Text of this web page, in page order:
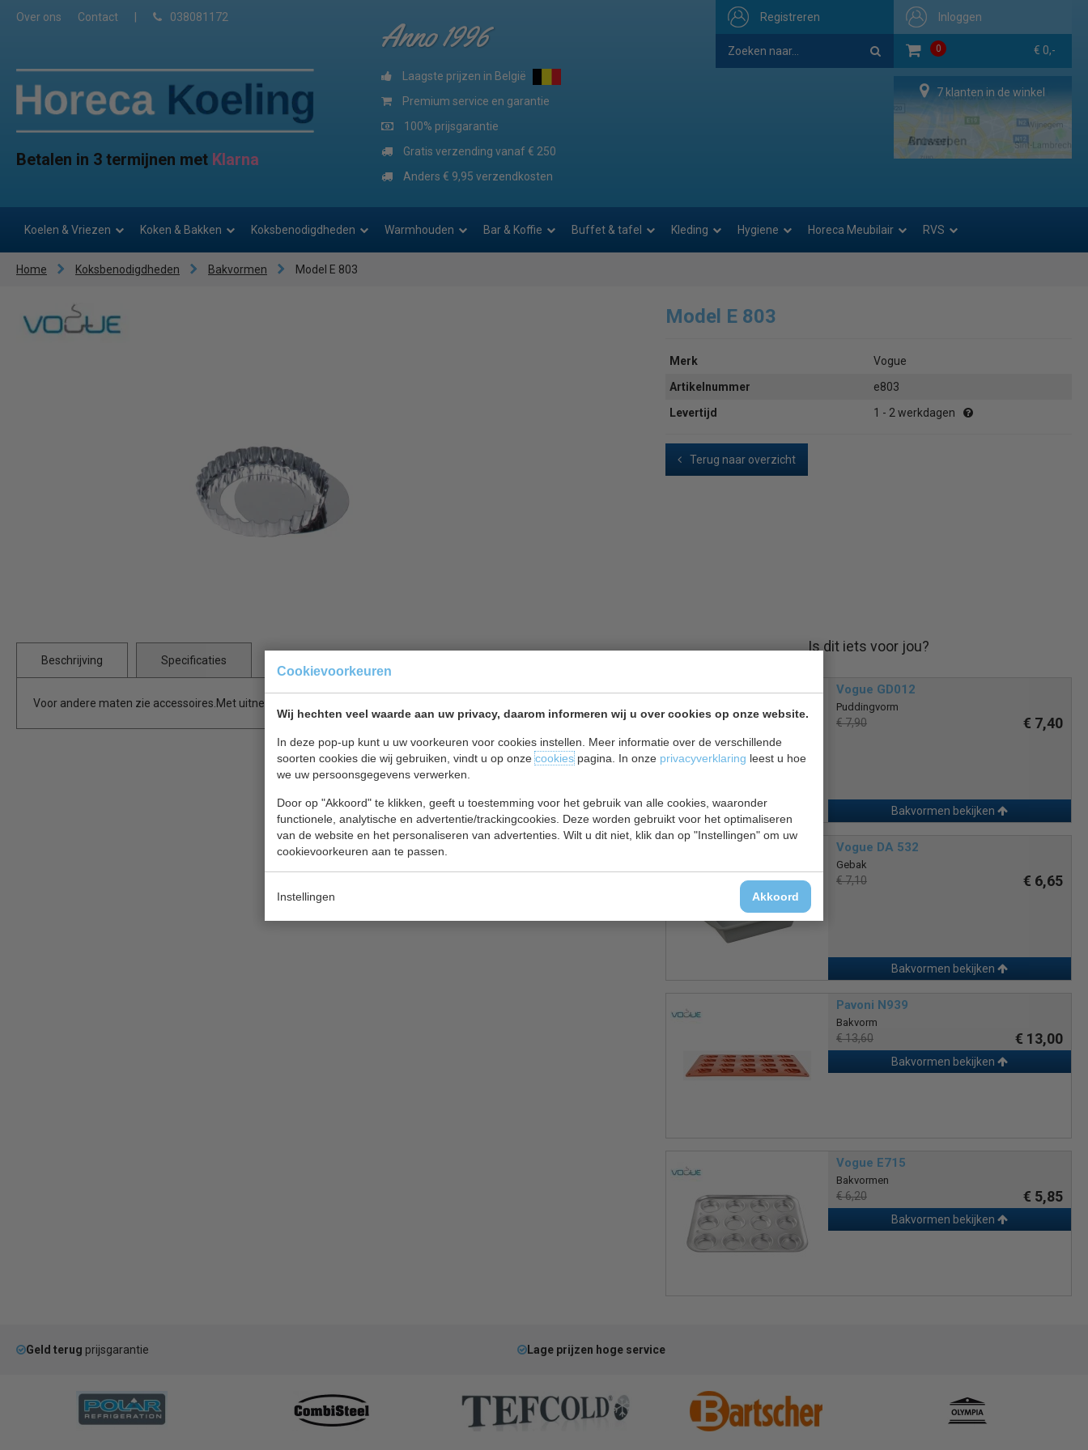
Cookievoorkeuren
Wij hechten veel waarde aan uw privacy, daarom informeren wij u over cookies op onze website.
In deze pop-up kunt u uw voorkeuren voor cookies instellen. Meer informatie over de verschillende
soorten cookies die wij gebruiken, vindt u op onzecookiespagina. In onze privacyverklaring leest u hoe
we uw persoonsgegevens verwerken.
Door op "Akkoord" te klikken, geeft u toestemming voor het gebruik van alle cookies, waaronder
functionele, analytische en advertentie/trackingcookies. Deze worden gebruikt voor het optimaliseren
van de website en het personaliseren van advertenties. Wilt u dit niet, klik dan op "Instellingen" om uw
cookievoorkeuren aan te passen.
Instellingen Akkoord
Over ons Contact 038081172 Inloggen
0 € 0,-
Registreren
Betalen in 3 termijnen met Klarna
Anno 1996
Laagste prijzen in België
Premium service en garantie
100% prijsgarantie
Gratis verzending vanaf € 250
Anders € 9,95 verzendkosten
7 klanten in de winkel
Koelen & Vriezen Koken & Bakken Koksbenodigdheden Warmhouden Bar & Koffie Buffet & tafel Kleding Hygiene Horeca Meubilair RVS
Home Koksbenodigdheden Bakvormen Model E 803
Model E 803
Merk
Vogue
Artikelnummer
e803
Levertijd
1 - 2 werkdagen
Terug naar overzicht
Beschrijving Specificaties
Voor andere maten zie accessoires.Met uitneembare bodem. Zeer geschikt voor de patisserie.
Is dit iets voor jou?
Vogue GD012
Puddingvorm
€ 7,90 € 7,40
Bakvormen bekijken
Vogue DA 532
Gebak
€ 7,10 € 6,65
Bakvormen bekijken
Pavoni N939
Bakvorm
€ 13,60 € 13,00
Bakvormen bekijken
Vogue E715
Bakvormen
€ 6,20 € 5,85
Bakvormen bekijken
Geld terug prijsgarantie Lage prijzen hoge service